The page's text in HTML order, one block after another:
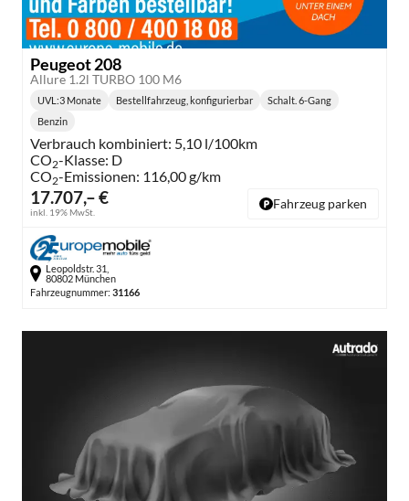
Peugeot 208
Allure 1.2l TURBO 100 M6
17.707,– €
inkl. 19% MwSt.
Lieferzeit:
UVL :3 Monate Bestellfahrzeug, konfigurierbar
Getriebe:
Schalt. 6-Gang
Kraftstoff:
Benzin
Verbrauch kombiniert: 5,10 l/100km
CO2-Klasse: D
CO2-Emissionen: 116,00 g/km
Fahrzeug parken
Leopoldstr. 31,
80802 München
Fahrzeugnummer: 31166